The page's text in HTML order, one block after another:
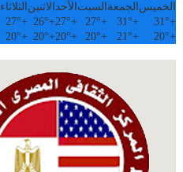
الخميس الجمعة السبت الأحدالاثنين الثلاثاء
+
31°
+
31°
+
27°
+
27°
+
26°
+
27°
+
20°
+
21°
+
20°
+
20°
+
20°
+
20°